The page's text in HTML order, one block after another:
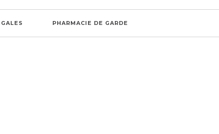
PHARMACIE DE GARDE